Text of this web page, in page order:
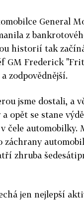
General
z
historií tak
GM Frederick
zodpovědnější.
jsme dostali, a
opět se stane
čele
záchrany
zhruba
jen nejlepší